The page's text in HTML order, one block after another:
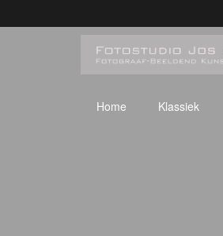
Home Klassiek